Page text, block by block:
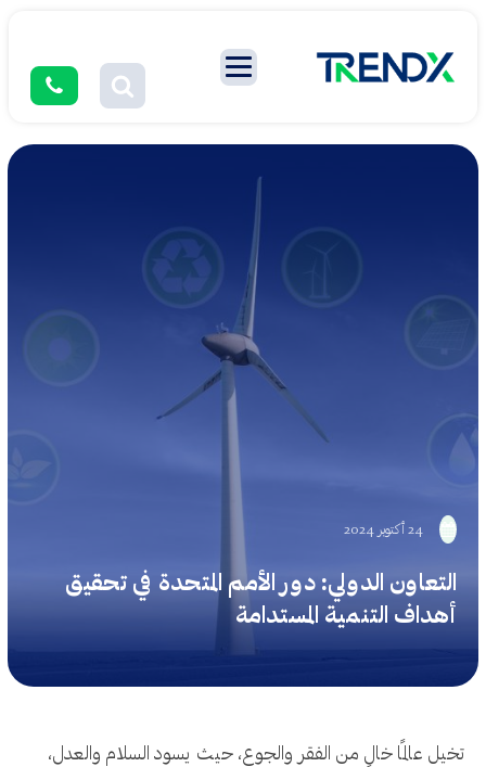
24 أكتوبر 2024
التعاون الدولي: دور الأمم المتحدة في تحقيق
أهداف التنمية المستدامة
تخيل عالمًا خالٍ من الفقر والجوع، حيث يسود السلام والعدل،